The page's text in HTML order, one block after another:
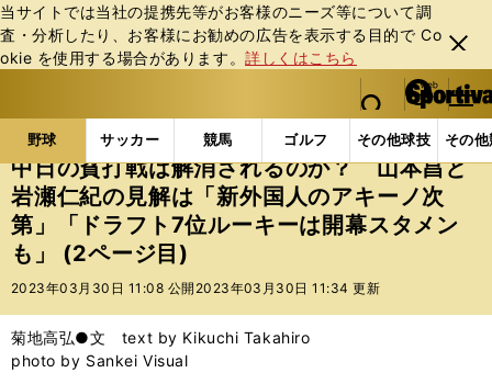
当サイトでは当社の提携先等がお客様のニーズ等について調
査・分析したり、お客様にお勧めの広告を表⽰する⽬的で Co
okie を使⽤する場合があります。詳しくはこちら
閉じ
る
web Sportiva (webスポルティーバ)
検索
マイペ
ー
ジ
メニュ
野球 サッカー 競馬 ゴルフ その他球技 その
b
ス
ポ
ル
テ
ィ
ー
バ
野球の記事一覧 プロ野球 中日の貧打戦は解消され
中日の貧打戦は解消されるのか？ 山本昌と
岩瀬仁紀の見解は「新外国人のアキーノ次
第」「ドラフト7位ルーキーは開幕スタメン
も」 (2ページ目)
2023年03月30日 11:08 公開 2023年03月30日 11:34 更新
菊地高弘●文 text by Kikuchi Takahiro
photo by Sankei Visual